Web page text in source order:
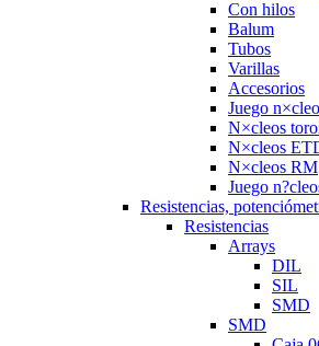
Con hilos
Balum
Tubos
Varillas
Accesorios
Juego
N×cleos
N×cleos
N×cleos RM
Juego
Resistencias,
Resistencias
Arrays
DIL
SIL
SMD
SMD